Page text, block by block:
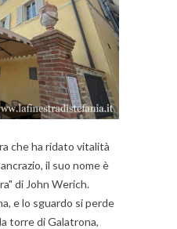
che ha ridato vitalità
il suo nome è
di John Werich.
e lo sguardo si perde
torre di Galatrona,